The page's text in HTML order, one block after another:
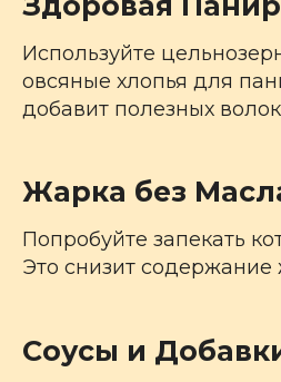
Используйте
овсяные хлопья для
добавит полезных
Жарка без
Попробуйте запекать
Это снизит содержание
Соусы и